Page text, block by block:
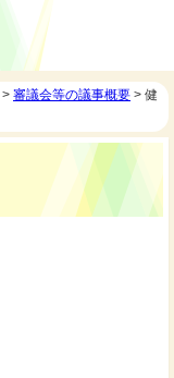
> 審議会等の議事概要 > 健